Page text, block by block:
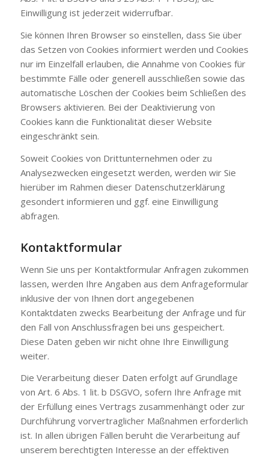
Einwilligung ist jederzeit widerrufbar.
Sie können Ihren Browser so einstellen, dass Sie über
das Setzen von Cookies informiert werden und Cookies
nur im Einzelfall erlauben, die Annahme von Cookies für
bestimmte Fälle oder generell ausschließen sowie das
automatische Löschen der Cookies beim Schließen des
Browsers aktivieren. Bei der Deaktivierung von
Cookies kann die Funktionalität dieser Website
eingeschränkt sein.
Soweit Cookies von Drittunternehmen oder zu
Analysezwecken eingesetzt werden, werden wir Sie
hierüber im Rahmen dieser Datenschutzerklärung
gesondert informieren und ggf. eine Einwilligung
abfragen.
Kontaktformular
Wenn Sie uns per Kontaktformular Anfragen zukommen
lassen, werden Ihre Angaben aus dem Anfrageformular
inklusive der von Ihnen dort angegebenen
Kontaktdaten zwecks Bearbeitung der Anfrage und für
den Fall von Anschlussfragen bei uns gespeichert.
Diese Daten geben wir nicht ohne Ihre Einwilligung
weiter.
Die Verarbeitung dieser Daten erfolgt auf Grundlage
von Art. 6 Abs. 1 lit. b DSGVO, sofern Ihre Anfrage mit
der Erfüllung eines Vertrags zusammenhängt oder zur
Durchführung vorvertraglicher Maßnahmen erforderlich
ist. In allen übrigen Fällen beruht die Verarbeitung auf
unserem berechtigten Interesse an der effektiven